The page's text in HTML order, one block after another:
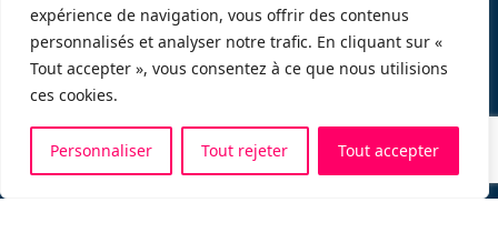
expérience de navigation, vous offrir des contenus
personnalisés et analyser notre trafic. En cliquant sur «
Tout accepter », vous consentez à ce que nous utilisions
ces cookies.
Personnaliser Tout rejeter Tout accepter
Carte
Politique de confidentialité–Mentions légales – C.G.U